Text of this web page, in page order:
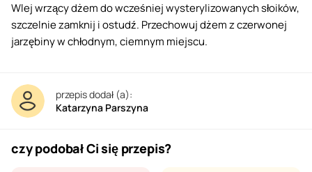
Wlej wrzący dżem do wcześniej wysterylizowanych słoików,
szczelnie zamknij i ostudź. Przechowuj dżem z czerwonej
jarzębiny w chłodnym, ciemnym miejscu.
przepis dodał (a):
Katarzyna Parszyna
czy podobał Ci się przepis?